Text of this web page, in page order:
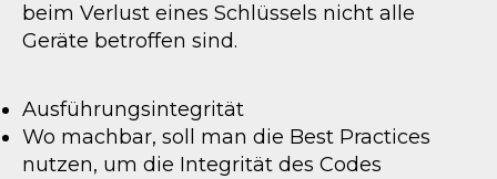
beim Verlust eines Schlüssels nicht alle
Geräte betroffen sind.
Ausführungsintegrität
Wo machbar, soll man die Best Practices
nutzen, um die Integrität des Codes